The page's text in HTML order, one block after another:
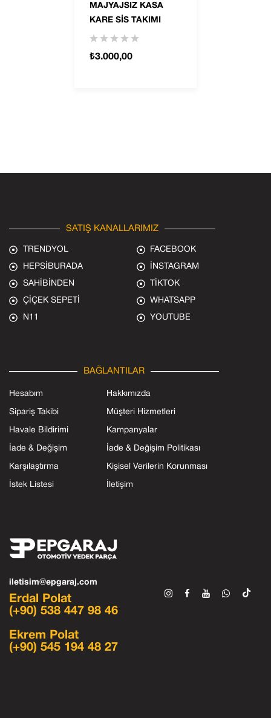
MAJYAJSIZ KASA
KARE SİS TAKIMI
₺3.000,00
SATIŞ KANALLARIMIZ
TRENDYOL
HEPSİBURADA
SAHİBİNDEN
ÇİÇEK SEPETİ
N11
FACEBOOK
İNSTAGRAM
TİKTOK
WHATSAPP
YOUTUBE
BAĞLANTILAR
Hesabım
Sipariş Takibi
Havale Bildirimi
İade & Değişim
Karşılaştırma
İstek Listesi
Hakkımızda
Müşteri Hizmetleri
Kampanyalar
İade & Değişim Politikası
Kişisel Verilerin Korunması
İletişim
iletisim@epgaraj.com
Erdal Polat
(+90) 538 447 98 46
Ekrem Polat
(+90) 545 194 48 27